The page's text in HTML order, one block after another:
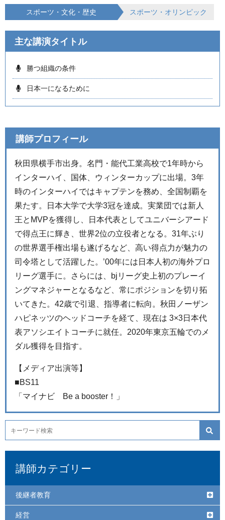
スポーツ・文化・歴史 スポーツ・オリンピック
主な講演タイトル
勝つ組織の条件
日本一になるために
講師プロフィール
秋田県横手市出身。名門・能代工業高校で1年時から
インターハイ、国体、ウィンターカップに出場。3年
時のインターハイではキャプテンを務め、全国制覇を
果たす。日本大学で大学3冠を達成。実業団では新人
王とMVPを獲得し、日本代表としてユニバーシアード
で得点王に輝き、世界2位の立役者となる。31年ぶり
の世界選手権出場も遂げるなど、高い得点力が魅力の
司令塔として活躍した。’00年には日本人初の海外プロ
リーグ選手に。さらには、bjリーグ史上初のプレーイ
ングマネジャーとなるなど、常にポジションを切り拓
いてきた。42歳で引退、指導者に転向。秋田ノーザン
ハピネッツのヘッドコーチを経て、現在は 3×3日本代
表アソシエイトコーチに就任。2020年東京五輪でのメ
ダル獲得を目指す。
【メディア出演等】
■BS11
「マイナビ Be a booster！」
講師カテゴリー
後継者教育
経営